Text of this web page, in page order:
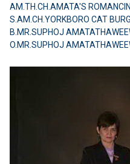
AM.TH.CH.AMATA'S
S.AM.CH.YORKBORO CAT
B.MR.SUPHOJ
O.MR.SUPHOJ